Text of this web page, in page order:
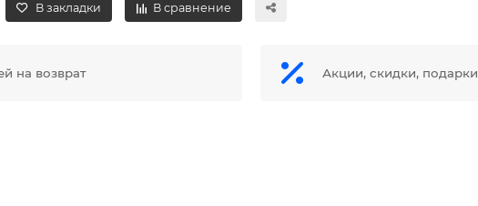
В закладки В сравнение
на возврат Акции, скидки, подарки